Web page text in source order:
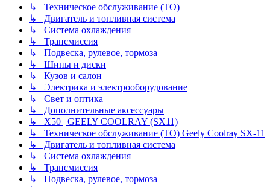
↳ Техническое обслуживание (ТО)
↳ Двигатель и топливная система
↳ Система охлаждения
↳ Трансмиссия
↳ Подвеска, рулевое, тормоза
↳ Шины и диски
↳ Кузов и салон
↳ Электрика и электрооборудование
↳ Свет и оптика
↳ Дополнительные аксессуары
↳ X50 | GEELY COOLRAY (SX11)
↳ Техническое обслуживание (ТО) Geely Coolray SX-11
↳ Двигатель и топливная система
↳ Система охлаждения
↳ Трансмиссия
↳ Подвеска, рулевое, тормоза